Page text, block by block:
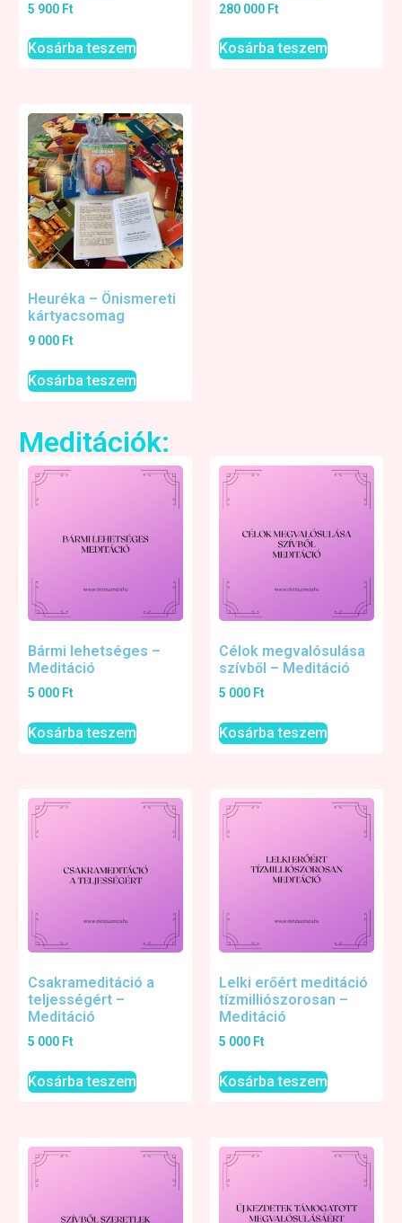
5 900 Ft
Kosárba teszem
280 000 Ft
Kosárba teszem
Heuréka – Önismereti
kártyacsomag
9 000 Ft
Kosárba teszem
Meditációk:
Bármi lehetséges –
Meditáció
5 000 Ft
Kosárba teszem
Célok megvalósulása
szívből – Meditáció
5 000 Ft
Kosárba teszem
Csakrameditáció a
teljességért –
Meditáció
5 000 Ft
Kosárba teszem
Lelki erőért meditáció
tízmilliószorosan –
Meditáció
5 000 Ft
Kosárba teszem